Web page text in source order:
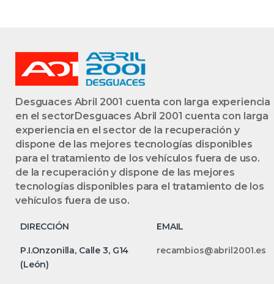
Desguaces Abril 2001 cuenta con larga experiencia
en el sectorDesguaces Abril 2001 cuenta con larga
experiencia en el sector de la recuperación y
dispone de las mejores tecnologías disponibles
para el tratamiento de los vehículos fuera de uso.
de la recuperación y dispone de las mejores
tecnologías disponibles para el tratamiento de los
vehículos fuera de uso.
DIRECCIÓN EMAIL
P.I.Onzonilla, Calle 3, G14
(León)
recambios@abril2001.es